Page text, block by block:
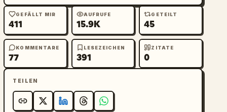
GEFÄLLT MIR
411
AUFRUFE
15.9K
GETEILT
45
KOMMENTARE
77
LESEZEICHEN
391
ZITATE
0
TEILEN